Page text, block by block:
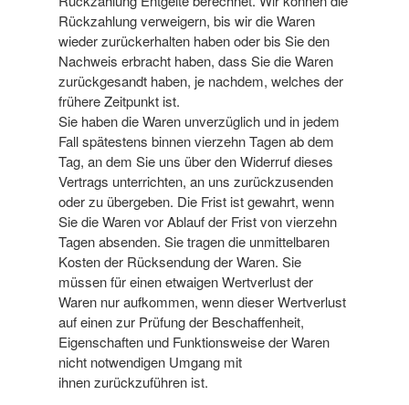
Rückzahlung verweigern, bis wir die Waren
wieder zurückerhalten haben oder bis Sie den
Nachweis erbracht haben, dass Sie die Waren
zurückgesandt haben, je nachdem, welches der
frühere Zeitpunkt ist.
Sie haben die Waren unverzüglich und in jedem
Fall spätestens binnen vierzehn Tagen ab dem
Tag, an dem Sie uns über den Widerruf dieses
Vertrags unterrichten, an uns zurückzusenden
oder zu übergeben. Die Frist ist gewahrt, wenn
Sie die Waren vor Ablauf der Frist von vierzehn
Tagen absenden. Sie tragen die unmittelbaren
Kosten der Rücksendung der Waren. Sie
müssen für einen etwaigen Wertverlust der
Waren nur aufkommen, wenn dieser Wertverlust
auf einen zur Prüfung der Beschaffenheit,
Eigenschaften und Funktionsweise der Waren
nicht notwendigen Umgang mit
ihnen zurückzuführen ist.